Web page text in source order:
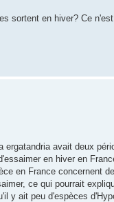
sortent en hiver? Ce
avait deux
en hiver en
en France concernent
ce qui pourrait
y ait peu d'espèces